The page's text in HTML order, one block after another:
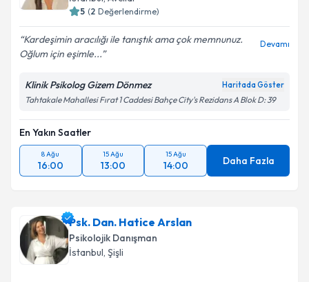
5 (2 Değerlendirme)
Kardeşimin aracılığı ile tanıştık ama çok memnunuz.
Oğlum için eşimle...
Devamı
Klinik Psikolog Gizem Dönmez Haritada Göster
Tahtakale Mahallesi Fırat 1 Caddesi Bahçe City's Rezidans A Blok D: 39
En Yakın Saatler
8 Ağu
16:00
15 Ağu
13:00
15 Ağu
14:00 Daha Fazla
Psk. Dan. Hatice Arslan
Psikolojik Danışman
İstanbul, Şişli